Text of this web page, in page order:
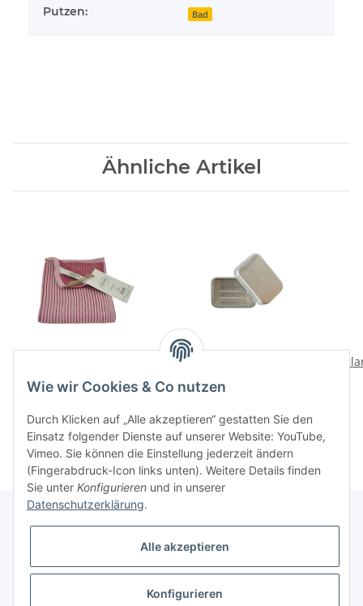
Putzen: Bad
Ähnliche Artikel
6,90 CHF
*
16,50 CHF
Gesetzliche Informationen
Wie wir Cookies & Co nutzen
Durch Klicken auf „Alle akzeptieren“ gestatten Sie den
Einsatz folgender Dienste auf unserer Website: YouTube,
Vimeo. Sie können die Einstellung jederzeit ändern
(Fingerabdruck-Icon links unten). Weitere Details finden
Sie unter Konfigurieren und in unserer
Datenschutzerklärung.
Alle akzeptieren
Konfigurieren